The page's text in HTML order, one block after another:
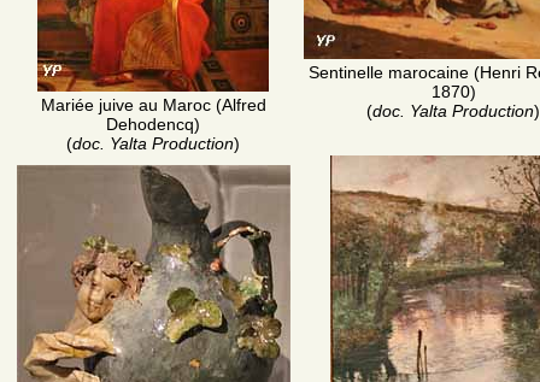
Mariée juive au Maroc (Alfred
Dehodencq)
(doc. Yalta Production)
Sentinelle marocaine (Henri
1870)
(doc. Yalta Production)